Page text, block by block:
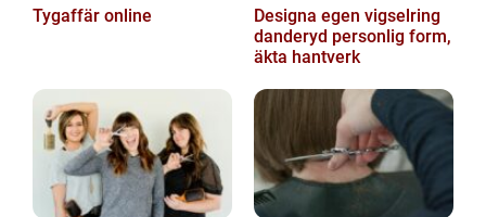
Tygaffär online
Designa egen vigselring
danderyd personlig form,
äkta hantverk